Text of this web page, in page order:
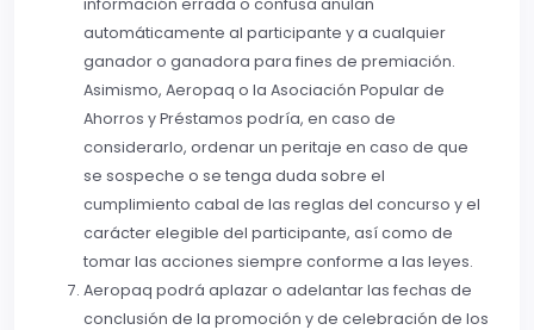
automáticamente al participante y a cualquier
ganador o ganadora para fines de premiación.
Asimismo, Aeropaq o la Asociación Popular de
Ahorros y Préstamos podría, en caso de
considerarlo, ordenar un peritaje en caso de que
se sospeche o se tenga duda sobre el
cumplimiento cabal de las reglas del concurso y el
carácter elegible del participante, así como de
tomar las acciones siempre conforme a las leyes.
Aeropaq podrá aplazar o adelantar las fechas de
conclusión de la promoción y de celebración de los